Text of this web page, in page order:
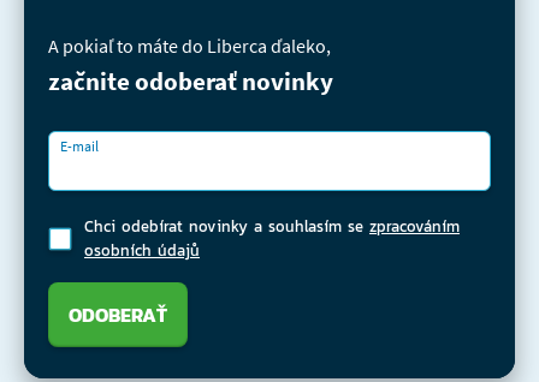
A pokiaľ to máte do Liberca ďaleko,
začnite odoberať novinky
E-mail
Chci odebírat novinky a souhlasím se zpracováním
osobních údajů
ODOBERAŤ